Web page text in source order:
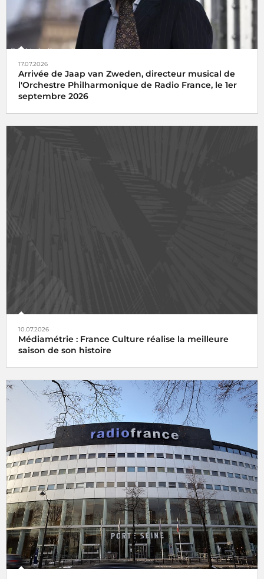
17.07.2026
Arrivée de Jaap van Zweden, directeur musical de
l'Orchestre Philharmonique de Radio France, le 1er
septembre 2026
10.07.2026
Médiamétrie : France Culture réalise la meilleure
saison de son histoire